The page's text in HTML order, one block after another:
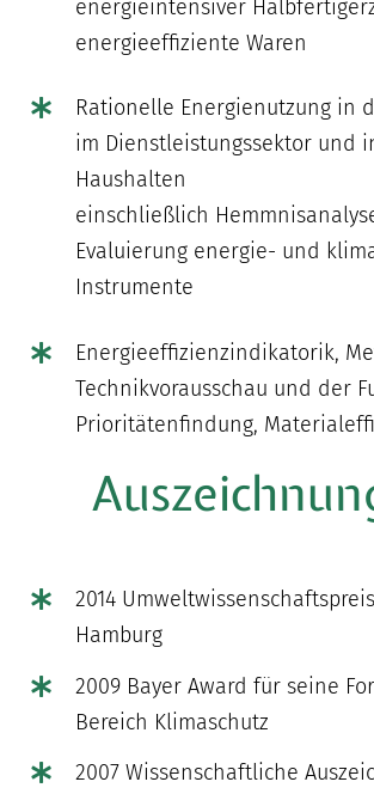
energieintensiver
energieeffiziente Waren
Rationelle Energienutzung in
im Dienstleistungssektor und
Haushalten
einschließlich
Evaluierung energie- und
Instrumente
Energieeffizienzindikatorik,
Technikvorausschau und der
Prioritätenfindung,
2014
Hamburg
2009 Bayer Award für seine
Bereich Klimaschutz
2007 Wissenschaftliche